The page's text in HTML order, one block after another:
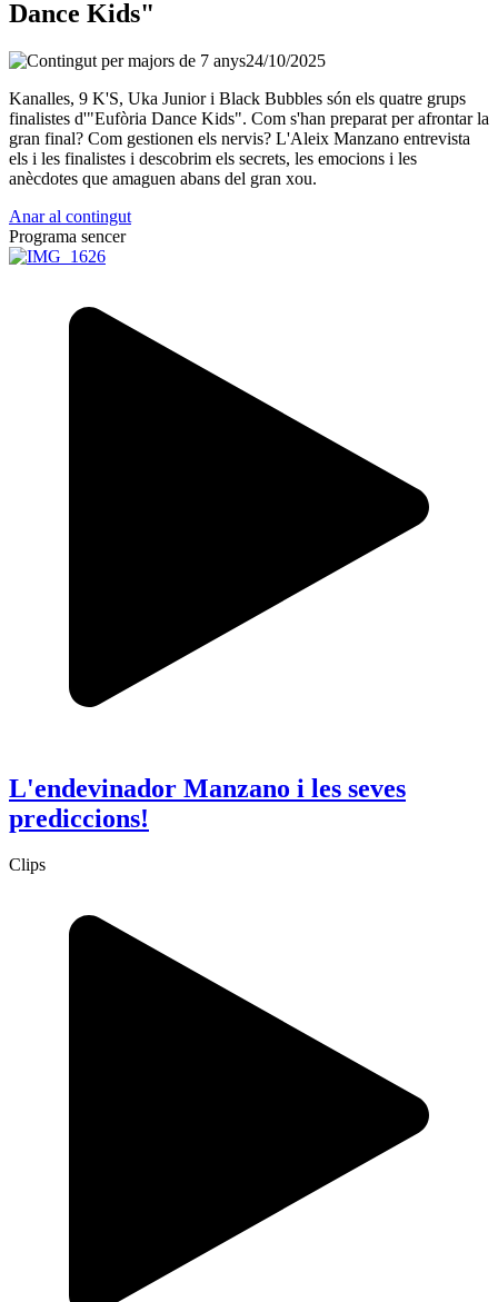
Dance Kids"
24/10/2025
Kanalles, 9 K'S, Uka Junior i Black Bubbles són els quatre grups
finalistes d'"Eufòria Dance Kids". Com s'han preparat per afrontar la
gran final? Com gestionen els nervis? L'Aleix Manzano entrevista
els i les finalistes i descobrim els secrets, les emocions i les
anècdotes que amaguen abans del gran xou.
Anar al contingut
Programa sencer
L'endevinador Manzano i les seves
prediccions!
Clips